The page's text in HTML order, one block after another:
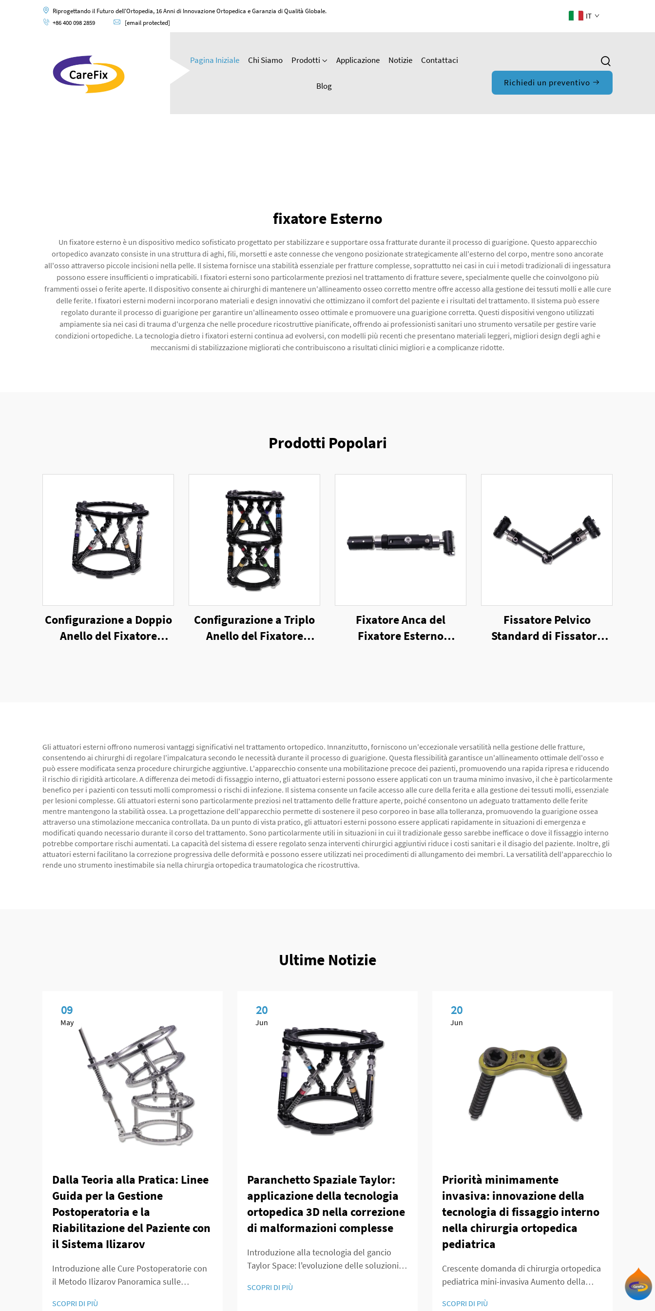
Riprogettando il Futuro dell'Ortopedia, 16 Anni di Innovazione Ortopedica e Garanzia di Qualità Globale.
+86 400 098 2859
[email protected]
IT
Pagina Iniziale Chi Siamo Prodotti Applicazione Notizie Contattaci
Blog Richiedi un preventivo
fixatore Esterno
Un fixatore esterno è un dispositivo medico sofisticato progettato per stabilizzare e supportare ossa fratturate durante il processo di guarigione. Questo apparecchio
ortopedico avanzato consiste in una struttura di aghi, fili, morsetti e aste connesse che vengono posizionate strategicamente all'esterno del corpo, mentre sono ancorate
all'osso attraverso piccole incisioni nella pelle. Il sistema fornisce una stabilità essenziale per fratture complesse, soprattutto nei casi in cui i metodi tradizionali di ingessatura
possono essere insufficienti o impraticabili. I fixatori esterni sono particolarmente preziosi nel trattamento di fratture severe, specialmente quelle che coinvolgono più
frammenti ossei o ferite aperte. Il dispositivo consente ai chirurghi di mantenere un'allineamento osseo corretto mentre offre accesso alla gestione dei tessuti molli e alle cure
delle ferite. I fixatori esterni moderni incorporano materiali e design innovativi che ottimizzano il comfort del paziente e i risultati del trattamento. Il sistema può essere
regolato durante il processo di guarigione per garantire un'allineamento osseo ottimale e promuovere una guarigione corretta. Questi dispositivi vengono utilizzati
ampiamente sia nei casi di trauma d'urgenza che nelle procedure ricostruttive pianificate, offrendo ai professionisti sanitari uno strumento versatile per gestire varie
condizioni ortopediche. La tecnologia dietro i fixatori esterni continua ad evolversi, con modelli più recenti che presentano materiali leggeri, migliori design degli aghi e
meccanismi di stabilizzazione migliorati che contribuiscono a risultati clinici migliori e a complicanze ridotte.
Prodotti Popolari
Configurazione a Doppio
Anello del Fixatore
Configurazione a Triplo
Anello del Fixatore
Fixatore Anca del
Fixatore Esterno
Fissatore Pelvico
Standard di Fissatore
Gli attuatori esterni offrono numerosi vantaggi significativi nel trattamento ortopedico. Innanzitutto, forniscono un'eccezionale versatilità nella gestione delle fratture,
consentendo ai chirurghi di regolare l'impalcatura secondo le necessità durante il processo di guarigione. Questa flessibilità garantisce un'allineamento ottimale dell'osso e
può essere modificata senza procedure chirurgiche aggiuntive. L'apparecchio consente una mobilitazione precoce dei pazienti, promuovendo una rapida ripresa e riducendo
il rischio di rigidità articolare. A differenza dei metodi di fissaggio interno, gli attuatori esterni possono essere applicati con un trauma minimo invasivo, il che è particolarmente
benefico per i pazienti con tessuti molli compromessi o rischi di infezione. Il sistema consente un facile accesso alle cure della ferita e alla gestione dei tessuti molli, essenziale
per lesioni complesse. Gli attuatori esterni sono particolarmente preziosi nel trattamento delle fratture aperte, poiché consentono un adeguato trattamento delle ferite
mentre mantengono la stabilità ossea. La progettazione dell'apparecchio permette di sostenere il peso corporeo in base alla tolleranza, promuovendo la guarigione ossea
attraverso una stimolazione meccanica controllata. Da un punto di vista pratico, gli attuatori esterni possono essere applicati rapidamente in situazioni di emergenza e
modificati quando necessario durante il corso del trattamento. Sono particolarmente utili in situazioni in cui il tradizionale gesso sarebbe inefficace o dove il fissaggio interno
potrebbe comportare rischi aumentati. La capacità del sistema di essere regolato senza interventi chirurgici aggiuntivi riduce i costi sanitari e il disagio del paziente. Inoltre, gli
attuatori esterni facilitano la correzione progressiva delle deformità e possono essere utilizzati nei procedimenti di allungamento dei membri. La versatilità dell'apparecchio lo
rende uno strumento inestimabile sia nella chirurgia ortopedica traumatologica che ricostruttiva.
Ultime Notizie
09
May
Dalla Teoria alla Pratica: Linee
Guida per la Gestione
Postoperatoria e la
Riabilitazione del Paziente con
il Sistema Ilizarov
Introduzione alle Cure Postoperatorie con
il Metodo Ilizarov Panoramica sulle
metodo Ilizarov ha rivoluzionato il lavoro
SCOPRI DI PIÙ
20
Jun
Paranchetto Spaziale Taylor:
applicazione della tecnologia
ortopedica 3D nella correzione
di malformazioni complesse
Introduzione alla tecnologia del gancio
Taylor Space: l'evoluzione delle soluzioni
deformità La medicina ortopedica è
SCOPRI DI PIÙ
20
Jun
Priorità minimamente
invasiva: innovazione della
tecnologia di fissaggio interno
nella chirurgia ortopedica
pediatrica
Crescente domanda di chirurgia ortopedica
pediatrica mini-invasiva Aumento della
infantili Abbiamo osservato un vero e
SCOPRI DI PIÙ
Il